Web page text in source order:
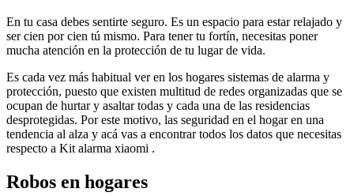
En tu casa debes sentirte seguro. Es un espacio para estar relajado y
ser cien por cien tú mismo. Para tener tu fortín, necesitas poner
mucha atención en la protección de tu lugar de vida.
Es cada vez más habitual ver en los hogares sistemas de alarma y
protección, puesto que existen multitud de redes organizadas que se
ocupan de hurtar y asaltar todas y cada una de las residencias
desprotegidas. Por este motivo, las seguridad en el hogar en una
tendencia al alza y acá vas a encontrar todos los datos que necesitas
respecto a Kit alarma xiaomi .
Robos en hogares